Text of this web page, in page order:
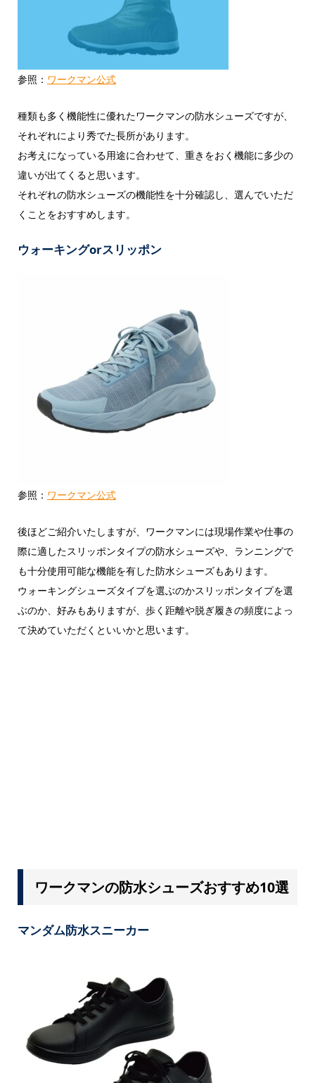
参照： ワークマン公式
種類も多く機能性に優れたワークマンの防水シューズですが、
それぞれにより秀でた長所があります。
お考えになっている用途に合わせて、重きをおく機能に多少の
違いが出てくると思います。
それぞれの防水シューズの機能性を十分確認し、選んでいただ
くことをおすすめします。
ウォーキングorスリッポン
参照： ワークマン公式
後ほどご紹介いたしますが、ワークマンには現場作業や仕事の
際に適したスリッポンタイプの防水シューズや、ランニングで
も十分使用可能な機能を有した防水シューズもあります。
ウォーキングシューズタイプを選ぶのかスリッポンタイプを選
ぶのか、好みもありますが、歩く距離や脱ぎ履きの頻度によっ
て決めていただくといいかと思います。
ワークマンの防水シューズおすすめ10選
マンダム防水スニーカー